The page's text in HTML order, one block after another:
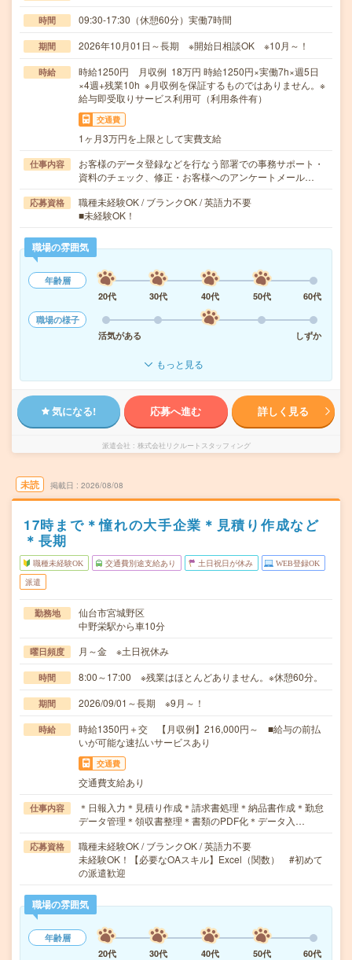
時間 09:30-17:30（休憩60分）実働7時間
期間 2026年10月01日～長期 ※開始日相談OK ※10月～！
時給
時給1250円 月収例 18万円 時給1250円×実働7h×週5日
×4週+残業10h ※月収例を保証するものではありません。※
給与即受取りサービス利用可（利用条件有）
交通費
1ヶ月3万円を上限として実費支給
仕事内容
お客様のデータ登録などを行なう部署での事務サポート・
資料のチェック、修正・お客様へのアンケートメール…
応募資格
職種未経験OK / ブランクOK / 英語力不要
■未経験OK！
職場の雰囲気
年齢層
20代
30代 40代 50代
60代
職場の様子
活気がある
しずか
もっと見る
気になる! 応募へ進む 詳しく見る
派遣会社 株式会社リクルートスタッフィング
未読 掲載日 2026/08/08
17時まで＊憧れの大手企業＊見積り作成など
＊長期
職種未経験OK 交通費別途支給あり 土日祝日が休み WEB登録OK
派遣
勤務地
仙台市宮城野区
中野栄駅から車10分
曜日頻度 月～金 ※土日祝休み
時間 8:00～17:00 ※残業はほとんどありません。※休憩60分。
期間 2026/09/01～長期 ※9月～！
時給
時給1350円＋交 【月収例】216,000円～ ■給与の前払
いが可能な速払いサービスあり
交通費
交通費支給あり
仕事内容
＊日報入力＊見積り作成＊請求書処理＊納品書作成＊勤怠
データ管理＊領収書整理＊書類のPDF化＊データ入…
応募資格
職種未経験OK / ブランクOK / 英語力不要
未経験OK！【必要なOAスキル】Excel（関数） #初めて
の派遣歓迎
職場の雰囲気
年齢層
20代
30代 40代 50代
60代